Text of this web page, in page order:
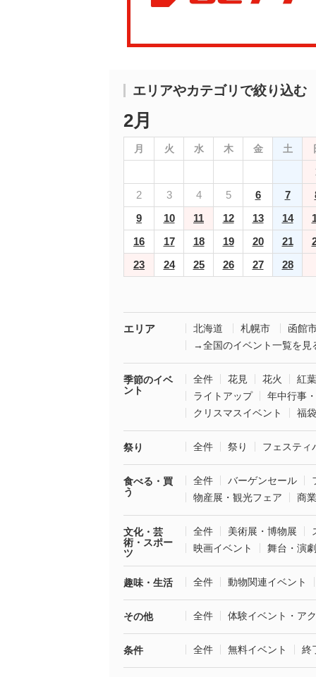
エリアやカテゴリで絞り込む
2月
月 火 水 木 金 土
2
3 4 5 6 7
9
10 11 12 13 14
16
17 18 19 20 21
23
24 25 26 27 28
エリア 北海道 札幌市
函館
→全国のイベント一覧を見
季節のイベ
ント
全件 花見 花火
紅葉
ライトアップ
年中行事
クリスマスイベント
福
祭り 全件 祭り フェスティ
食べる・買
う
全件 バーゲンセール
物産展・観光フェア
商
文化・芸
術・スポー
ツ
全件 美術展・博物展
映画イベント
舞台・演劇
趣味・生活 全件 動物関連イベント
その他 全件 体験イベント・ア
条件 全件 無料イベント 終